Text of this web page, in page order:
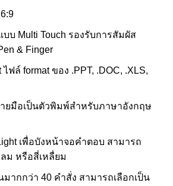
บบ Multi Touch รองรับการสัมผัส
& Finger
ฟล์ format ของ .PPT, .DOC, .XLS,
ยมือเป็นตัวพิมพ์สำหรับภาษาอังกฤษ
เพื่อบังหน้าจอคำตอบ สามารถ
ม หรือสี่เหลื่ยม
ากกว่า 40 คำสั่ง สามารถเลือกเป็น